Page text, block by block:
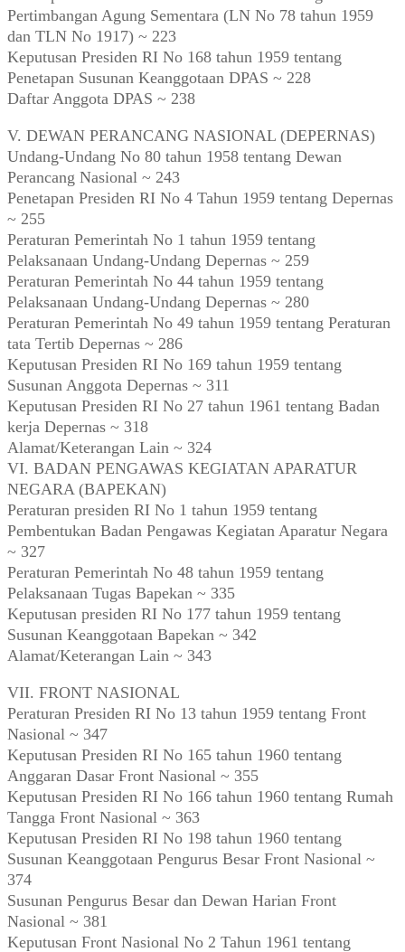
Pertimbangan Agung Sementara (LN No 78 tahun 1959
dan TLN No 1917) ~ 223
Keputusan Presiden RI No 168 tahun 1959 tentang
Penetapan Susunan Keanggotaan DPAS ~ 228
Daftar Anggota DPAS ~ 238
V. DEWAN PERANCANG NASIONAL (DEPERNAS)
Undang-Undang No 80 tahun 1958 tentang Dewan
Perancang Nasional ~ 243
Penetapan Presiden RI No 4 Tahun 1959 tentang Depernas
~ 255
Peraturan Pemerintah No 1 tahun 1959 tentang
Pelaksanaan Undang-Undang Depernas ~ 259
Peraturan Pemerintah No 44 tahun 1959 tentang
Pelaksanaan Undang-Undang Depernas ~ 280
Peraturan Pemerintah No 49 tahun 1959 tentang Peraturan
tata Tertib Depernas ~ 286
Keputusan Presiden RI No 169 tahun 1959 tentang
Susunan Anggota Depernas ~ 311
Keputusan Presiden RI No 27 tahun 1961 tentang Badan
kerja Depernas ~ 318
Alamat/Keterangan Lain ~ 324
VI. BADAN PENGAWAS KEGIATAN APARATUR
NEGARA (BAPEKAN)
Peraturan presiden RI No 1 tahun 1959 tentang
Pembentukan Badan Pengawas Kegiatan Aparatur Negara
~ 327
Peraturan Pemerintah No 48 tahun 1959 tentang
Pelaksanaan Tugas Bapekan ~ 335
Keputusan presiden RI No 177 tahun 1959 tentang
Susunan Keanggotaan Bapekan ~ 342
Alamat/Keterangan Lain ~ 343
VII. FRONT NASIONAL
Peraturan Presiden RI No 13 tahun 1959 tentang Front
Nasional ~ 347
Keputusan Presiden RI No 165 tahun 1960 tentang
Anggaran Dasar Front Nasional ~ 355
Keputusan Presiden RI No 166 tahun 1960 tentang Rumah
Tangga Front Nasional ~ 363
Keputusan Presiden RI No 198 tahun 1960 tentang
Susunan Keanggotaan Pengurus Besar Front Nasional ~
374
Susunan Pengurus Besar dan Dewan Harian Front
Nasional ~ 381
Keputusan Front Nasional No 2 Tahun 1961 tentang